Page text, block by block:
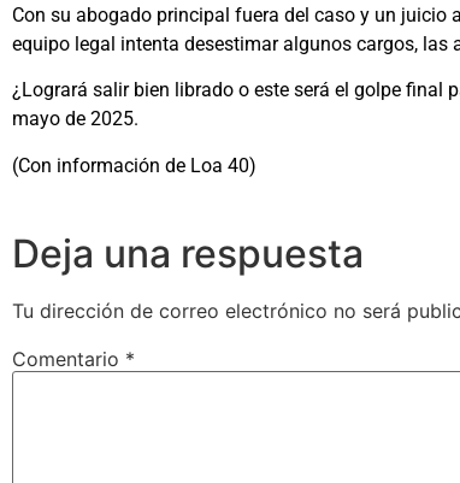
Con su abogado principal fuera del caso y un juicio
equipo legal intenta desestimar algunos cargos,
¿Logrará salir bien librado o este será el golpe final
mayo de 2025.
(Con información de Loa 40)
Deja una respuesta
Tu dirección de correo electrónico no será
Comentario *